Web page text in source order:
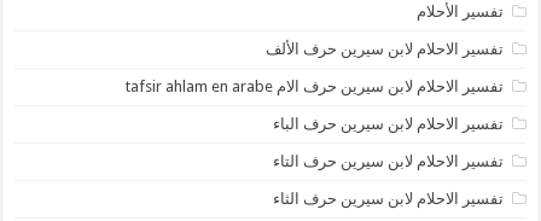
تفسير الأحلام
تفسير الاحلام لابن سيرين حرف الألف
تفسير الاحلام لابن سيرين حرف الام tafsir ahlam en arabe
تفسير الاحلام لابن سيرين حرف الباء
تفسير الاحلام لابن سيرين حرف التاء
تفسير الاحلام لابن سيرين حرف الثاء